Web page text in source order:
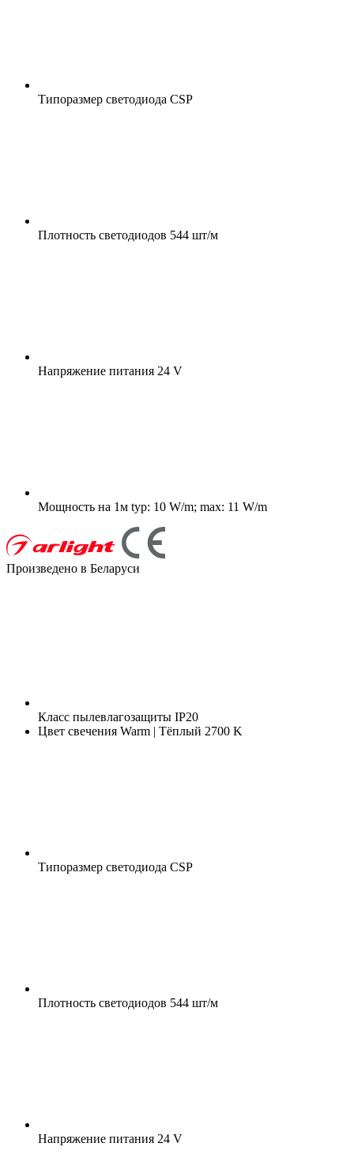
Типоразмер светодиода CSP
Плотность светодиодов 544 шт/м
Напряжение питания 24 V
Мощность на 1м typ: 10 W/m; max: 11 W/m
Произведено в Беларуси
Класс пылевлагозащиты IP20
Цвет свечения Warm | Тёплый 2700 K
Типоразмер светодиода CSP
Плотность светодиодов 544 шт/м
Напряжение питания 24 V